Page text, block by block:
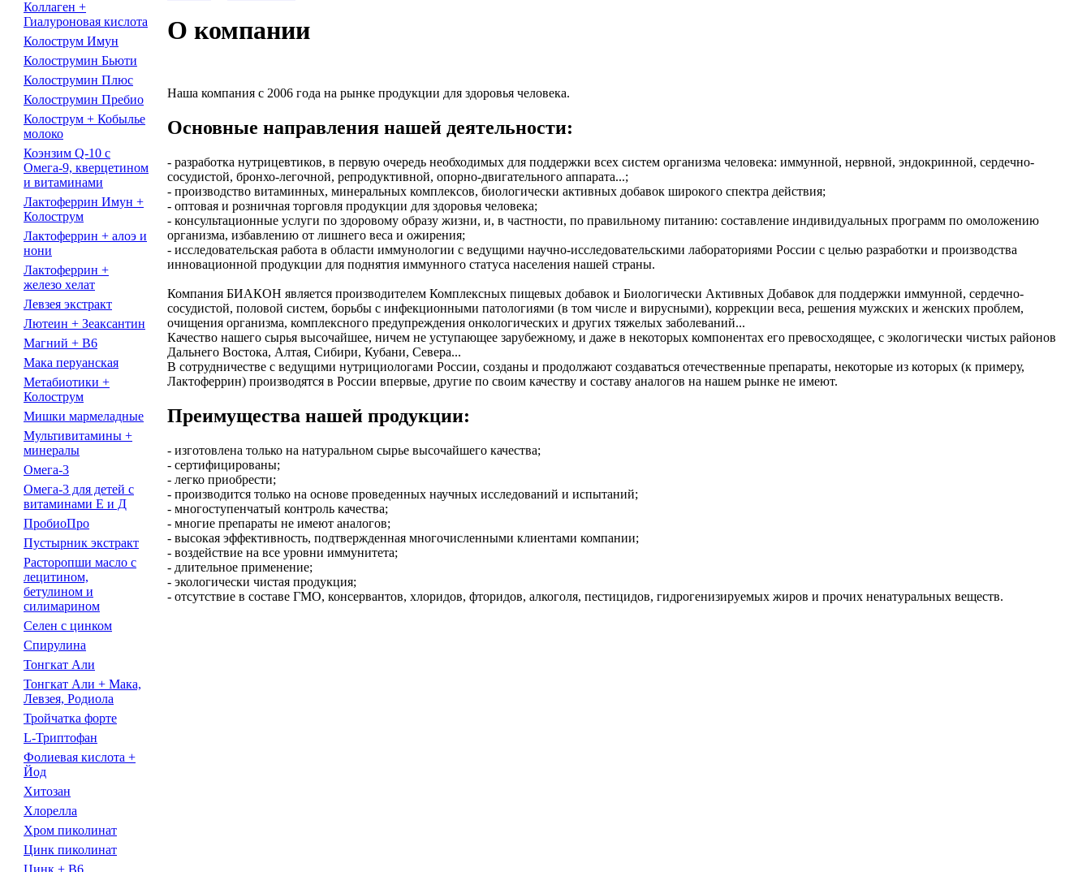
Коллаген +
Гиалуроновая кислота
Колострум Имун
Колострумин Бьюти
Колострумин Плюс
Колострумин Пребио
Колострум + Кобылье
молоко
Коэнзим Q-10 с
Омега-9, кверцетином
и витаминами
Лактоферрин Имун +
Колострум
Лактоферрин + алоэ и
нони
Лактоферрин +
железо хелат
Левзея экстракт
Лютеин + Зеаксантин
Магний + B6
Мака перуанская
Метабиотики +
Колострум
Мишки мармеладные
Мультивитамины +
минералы
Омега-3
Омега-3 для детей с
витаминами Е и Д
ПробиоПро
Пустырник экстракт
Расторопши масло с
лецитином,
бетулином и
силимарином
Селен с цинком
Спирулина
Тонгкат Али
Тонгкат Али + Мака,
Левзея, Родиола
Тройчатка форте
L-Триптофан
Фолиевая кислота +
Йод
Хитозан
Хлорелла
Хром пиколинат
Цинк пиколинат
Цинк + В6
О компании
Наша компания с 2006 года на рынке продукции для здоровья человека.
Основные направления нашей деятельности:
- разработка нутрицевтиков, в первую очередь необходимых для поддержки всех систем организма человека: иммунной, нервной, эндокринной, сердечно-
сосудистой, бронхо-легочной, репродуктивной, опорно-двигательного аппарата...;
- производство витаминных, минеральных комплексов, биологически активных добавок широкого спектра действия;
- оптовая и розничная торговля продукции для здоровья человека;
- консультационные услуги по здоровому образу жизни, и, в частности, по правильному питанию: составление индивидуальных программ по омоложению
организма, избавлению от лишнего веса и ожирения;
- исследовательская работа в области иммунологии с ведущими научно-исследовательскими лабораториями России с целью разработки и производства
инновационной продукции для поднятия иммунного статуса населения нашей страны.
Компания БИАКОН является производителем Комплексных пищевых добавок и Биологически Активных Добавок для поддержки иммунной, сердечно-
сосудистой, половой систем, борьбы с инфекционными патологиями (в том числе и вирусными), коррекции веса, решения мужских и женских проблем,
очищения организма, комплексного предупреждения онкологических и других тяжелых заболеваний...
Качество нашего сырья высочайшее, ничем не уступающее зарубежному, и даже в некоторых компонентах его превосходящее, с экологически чистых районов
Дальнего Востока, Алтая, Сибири, Кубани, Севера...
В сотрудничестве с ведущими нутрициологами России, созданы и продолжают создаваться отечественные препараты, некоторые из которых (к примеру,
Лактоферрин) производятся в России впервые, другие по своим качеству и составу аналогов на нашем рынке не имеют.
Преимущества нашей продукции:
- изготовлена только на натуральном сырье высочайшего качества;
- сертифицированы;
- легко приобрести;
- производится только на основе проведенных научных исследований и испытаний;
- многоступенчатый контроль качества;
- многие препараты не имеют аналогов;
- высокая эффективность, подтвержденная многочисленными клиентами компании;
- воздействие на все уровни иммунитета;
- длительное применение;
- экологически чистая продукция;
- отсутствие в составе ГМО, консервантов, хлоридов, фторидов, алкоголя, пестицидов, гидрогенизируемых жиров и прочих ненатуральных веществ.